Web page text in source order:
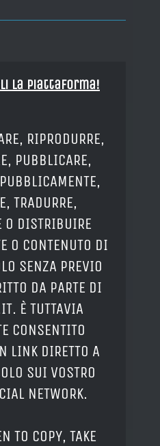
la piattaforma!
RIPRODURRE,
PUBBLICARE,
TRADURRE,
O DISTRIBUIRE
O CONTENUTO DI
SENZA PREVIO
DA PARTE DI
È TUTTAVIA
CONSENTITO
LINK DIRETTO A
SUI VOSTRO
NETWORK.
TO COPY, TAKE